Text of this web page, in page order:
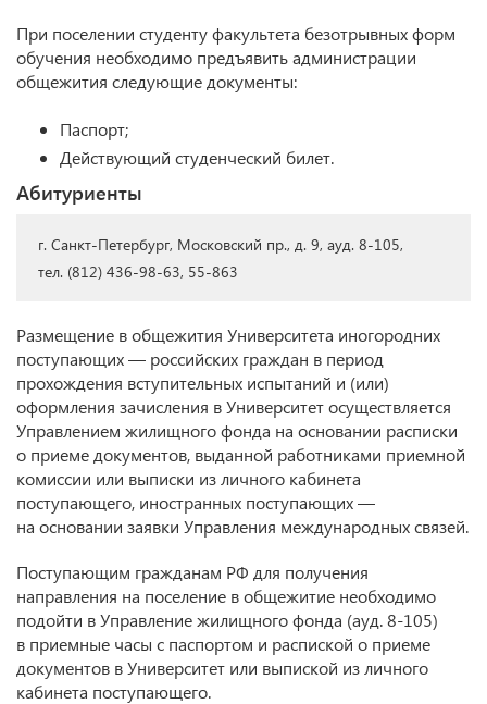
При поселении студенту факультета безотрывных форм
обучения необходимо предъявить администрации
общежития следующие документы:
Паспорт;
Действующий студенческий билет.
Абитуриенты
г. Санкт-Петербург, Московский пр., д. 9, ауд. 8-105,
тел. (812) 436-98-63, 55-863
Размещение в общежития Университета иногородних
поступающих — российских граждан в период
прохождения вступительных испытаний и (или)
оформления зачисления в Университет осуществляется
Управлением жилищного фонда на основании расписки
о приеме документов, выданной работниками приемной
комиссии или выписки из личного кабинета
поступающего, иностранных поступающих —
на основании заявки Управления международных связей.
Поступающим гражданам РФ для получения
направления на поселение в общежитие необходимо
подойти в Управление жилищного фонда (ауд. 8-105)
в приемные часы с паспортом и распиской о приеме
документов в Университет или выпиской из личного
кабинета поступающего.